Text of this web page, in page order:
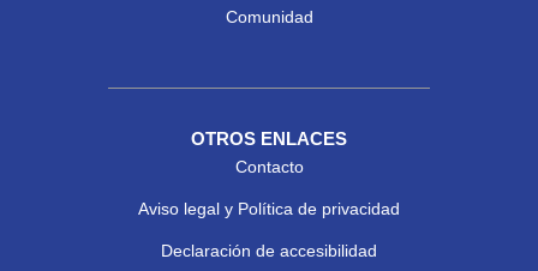
Comunidad
OTROS ENLACES
Contacto
Aviso legal y Política de privacidad
Declaración de accesibilidad